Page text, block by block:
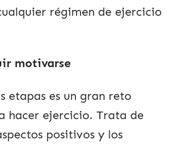
régimen de ejercicio
motivarse
etapas es un gran reto
hacer ejercicio. Trata de
positivos y los